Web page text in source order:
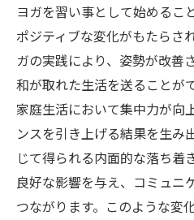
ヨガを習い事として始めるこ
ポジティブな変化がもたらさ
ガの実践により、姿勢が改善
和が取れた生活を送ることが
家庭生活において集中力が向
ンスを引き上げる結果を生み
じて得られる内面的な落ち着
良好な影響を与え、コミュニ
つながります。このような変